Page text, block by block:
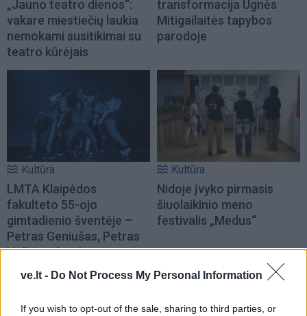
ve.lt - Do Not Process My Personal Information
If you wish to opt-out of the sale, sharing to third parties, or
„Jauno teatro dienos“:
vakare miestiečių laukia
nemokami susitikimai su
teatro kūrėjais
transformacija Ugnės
Mitigailaitės tapybos
parodoje
Kultūra
LMTA Klaipėdos
fakulteto 55-ojo
gimtadienio šventėje –
Petras Geniušas, Petras
Vyšniauskas ir
remiksuotas Čiurlionis
Kultūra
Nidoje įvyko pirmasis
šiuolaikinio meno
festivalis „Medus“